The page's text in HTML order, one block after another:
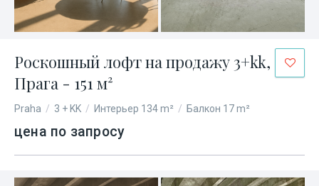
Роскошный лофт на продажу 3+kk,
Прага - 151 м²
Praha / 3 + KK / Интерьер 134 m² / Балкон 17 m²
цена по запросу